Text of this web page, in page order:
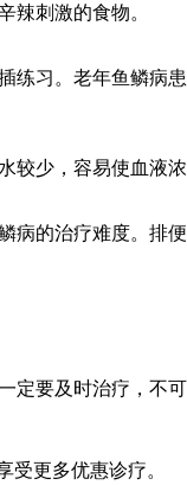
辣刺激的食物。
习。老年鱼鳞病
较少，容易使血液
的治疗难度。排
定要及时治疗，不
受更多优惠诊疗。